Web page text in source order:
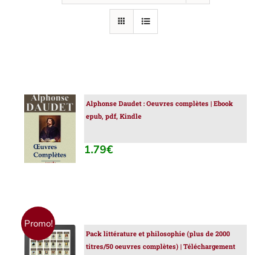
AJOUTER
AU
PANIER
/
DÉTAILS
Alphonse Daudet : Oeuvres complètes | Ebook
epub, pdf, Kindle
1.79€
Promo!
AJOUTER
AU
Pack littérature et philosophie (plus de 2000
titres/50 oeuvres complètes) | Téléchargement